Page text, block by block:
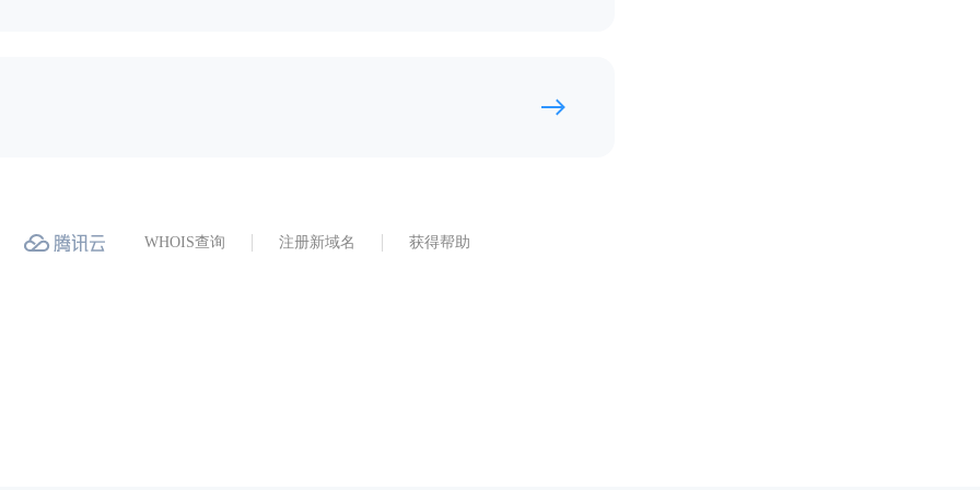
WHOIS查询 注册新域名 获得帮助